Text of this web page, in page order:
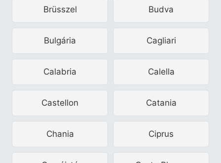
Brüsszel Budva
Bulgária Cagliari
Calabria Calella
Castellon Catania
Chania Ciprus